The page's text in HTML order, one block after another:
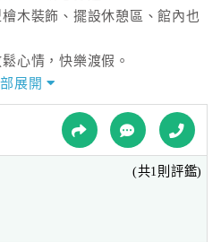
木裝飾、擺設休憩區、館內也
心情，快樂渡假。
會有一道窗戶，讓旅客可以看
務，如：汽機車代訂、BBQ烤
動豐富您在綠島的每一刻，絕
展開
(共1則評鑑)